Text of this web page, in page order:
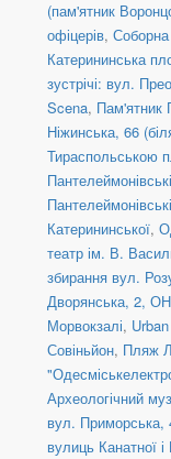
(пам'ятник
офіцерів,
Катерининська
зустрічі: вул.
Scena, Пам'ятник
Ніжинська, 66
Тираспольською
Катерининської,
театр ім. В.
збирання вул.
Дворянська, 2,
Морвокзалі,
Совіньйон, Пляж
Археологічний
вул. Приморська,
вулиць Канатної і